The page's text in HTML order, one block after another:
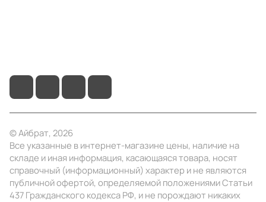
© Айбрат, 2026
Все указанные в интернет-магазине цены, наличие на
складе и иная информация, касающаяся товара, носят
справочный (информационный) характер и не являются
публичной офертой, определяемой положениями Статьи
437 Гражданского кодекса РФ, и не порождают никаких